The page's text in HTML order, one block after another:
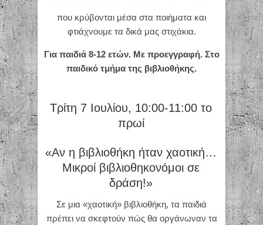
που κρύβονται μέσα στα ποιήματα και
φτιάχνουμε τα δικά μας στιχάκια.
Για παιδιά 8-12 ετών. Με προεγγραφή. Στο
παιδικό τμήμα της βιβλιοθήκης.
Τρίτη 7 Ιουλίου, 10:00-11:00 το
πρωί
«Αν η βιβλιοθήκη ήταν χαοτική…
Μικροί βιβλιοθηκονόμοι σε
δράση!»
Σε μια «χαοτική» βιβλιοθήκη, τα παιδιά
πρέπει να σκεφτούν πώς θα οργάνωναν τα